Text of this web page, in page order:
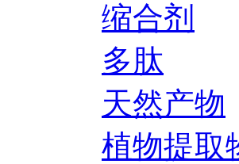
缩合剂
多肽
天然产物
植物提取